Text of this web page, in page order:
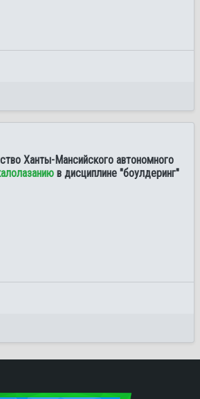
Ханты-Мансийского автономного
в дисциплине "боулдеринг"